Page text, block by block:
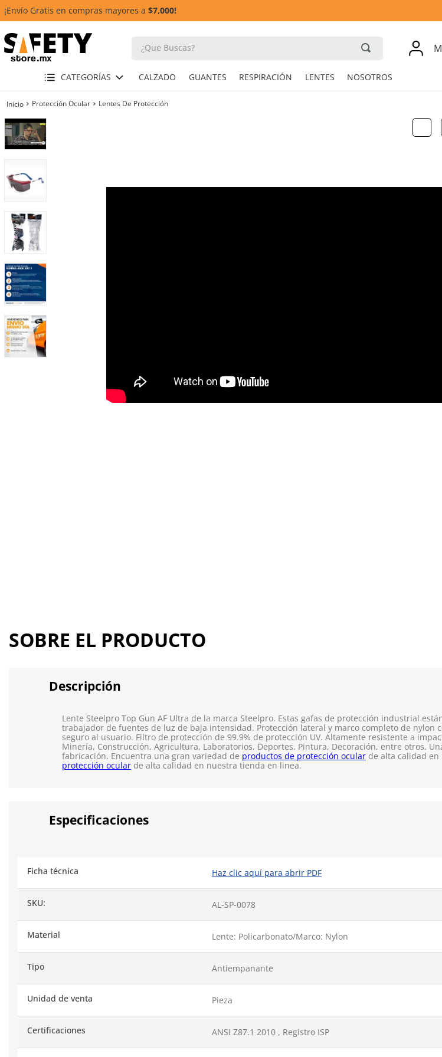
¡Envío Gratis en compras mayores a $7,000!
Protección Ocular Lentes De Protección
SOBRE EL PRODUCTO
Descripción
Lente Steelpro Top Gun AF Ultra de la marca Steelpro. Estas gafas de protección industrial
trabajador de fuentes de luz de baja intensidad. Protección lateral y marco completo de
seguro al usuario. Filtro de protección de 99.9% de protección UV. Altamente resistente a
Minería, Construcción, Agricultura, Laboratorios, Deportes, Pintura, Decoración, entre otros.
fabricación. Encuentra una gran variedad de productos de protección ocular de alta calidad
protección ocular de alta calidad en nuestra tienda en linea.
Especificaciones
Ficha técnica Haz clic aquí para abrir PDF
SKU: AL-SP-0078
Material Lente: Policarbonato/Marco: Nylon
Tipo Antiempanante
Unidad de venta Pieza
Certificaciones ANSI Z87.1 2010 , Registro ISP
MÁS BUSCADOS
chalecos
lentes
overol
arnes